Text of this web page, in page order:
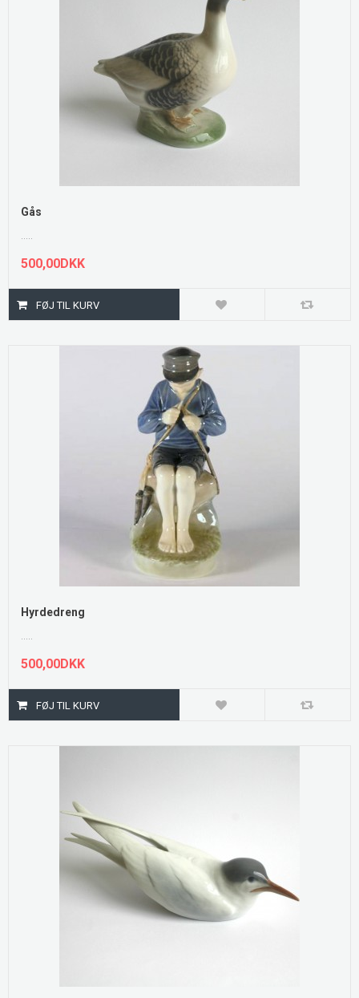
Gås
.....
500,00DKK
Hyrdedreng
.....
500,00DKK